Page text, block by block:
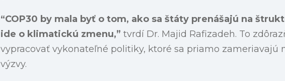
“COP30 by mala byť o tom, ako sa štáty prenášajú na
ide o klimatickú zmenu,” tvrdí Dr. Majid Rafizadeh. To
vypracovať vykonateľné politiky, ktoré sa priamo zameriavajú
výzvy.